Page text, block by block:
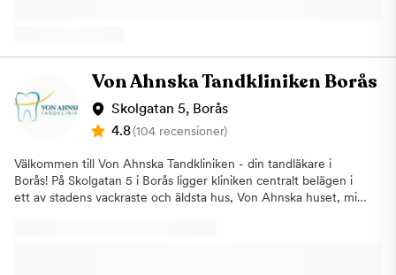
behov, ofta med korta väntetider. Det innebär att du som söker
tandläkare i Borås kan få snabb och professionell hjälp oavsett
om det gäller enklare åtgärder eller mer omfattande
behandlingar. Vi vill bidra till att fler prioriterar sin munhälsa och
ser tandvård som en naturlig del av sitt välmående. När du
besöker oss regelbundet skapar vi tillsammans goda
förutsättningar för att förebygga problem och behandla
eventuella besvär i tid.Vårt mål är att erbjuda en modern
tandvårdsupplevelse där kvalitet, tillgänglighet och omtanke
står i centrum. Hitta hit:Kliniken i Borås ligger på Allégatan 46
Von Ahnska Tandkliniken Borås
Skolgatan 5, Borås
4.8(104 recensioner)
Välkommen till Von Ahnska Tandkliniken - din tandläkare i
Borås! På Skolgatan 5 i Borås ligger kliniken centralt belägen i
ett av stadens vackraste och äldsta hus, Von Ahnska huset, mitt